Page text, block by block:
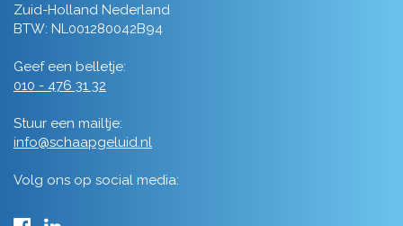
Zuid-Holland Nederland
BTW: NL001280042B94
Geef een belletje:
010 - 476 31 32
Stuur een mailtje:
info@schaapgeluid.nl
Volg ons op social media: